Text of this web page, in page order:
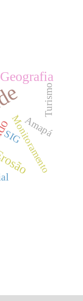
Turismo
Monitoramento
Amapá
SIG